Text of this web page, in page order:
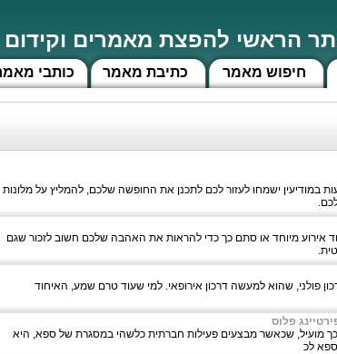
הראשי להפצת מאמרים וקידום
כותבי כתיבת מאמר חיפוש מאמר
במודיעין ישמחו לעזור לכם לתכנן את החופשה שלכם, להמליץ על מלונות
אירוע מיוחד או סתם כך כדי להראות את האהבה שלכם חשוב לזכור שגם
פולני, שהוא למעשה דרכון אירופאי. למי שעוד טרם שמע, האיחוד
פלוס
מועיל, שכאשר מבצעים פעילות חברתית כלשהי במסגרת של ספא, היא
ספא לכ